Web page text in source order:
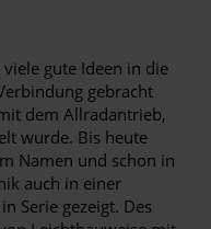
gute Ideen in die
gebracht
dem Allradantrieb,
wurde. Bis heute
Namen und schon in
auch in einer
Serie gezeigt. Des